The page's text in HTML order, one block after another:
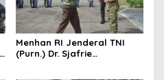
Menhan RI Jenderal TNI
(Purn.) Dr. Sjafrie